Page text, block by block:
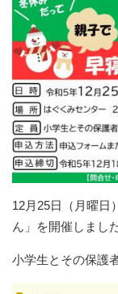
12月25日（月曜日
ん」を開催しました
小学生とその保護